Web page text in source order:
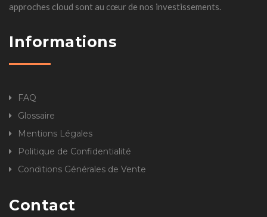
approches cloud sont au cœur de nos investissements.
Informations
FAQ
Glossaire
Mentions Légales
Politique de Confidentialité
Conditions Générales de Vente
Contact